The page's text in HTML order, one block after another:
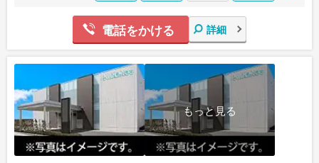
電話をかける 詳細
もっと見る